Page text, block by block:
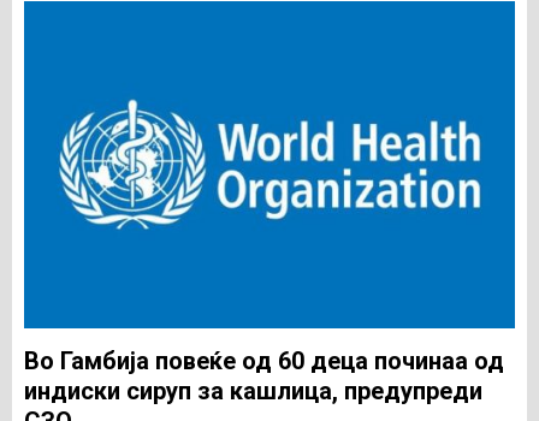
Во Гамбија повеќе од 60 деца починаа од
индиски сируп за кашлица, предупреди